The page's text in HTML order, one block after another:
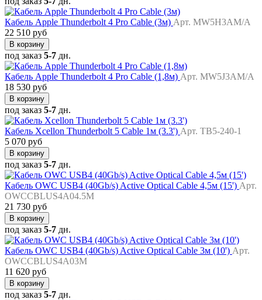
Кабель Apple Thunderbolt 4 Pro Cable (3м) Арт. MW5H3AM/A
22 510 руб
В корзину
под заказ 5-7 дн.
Кабель Apple Thunderbolt 4 Pro Cable (1,8м) Арт. MW5J3AM/A
18 530 руб
В корзину
под заказ 5-7 дн.
Кабель Xcellon Thunderbolt 5 Cable 1м (3.3') Арт. TB5-240-1
5 070 руб
В корзину
под заказ 5-7 дн.
Кабель OWC USB4 (40Gb/s) Active Optical Cable 4,5м (15') Арт.
OWCCBLUS4A04.5M
21 730 руб
В корзину
под заказ 5-7 дн.
Кабель OWC USB4 (40Gb/s) Active Optical Cable 3м (10') Арт.
OWCCBLUS4A03M
11 620 руб
В корзину
под заказ 5-7 дн.